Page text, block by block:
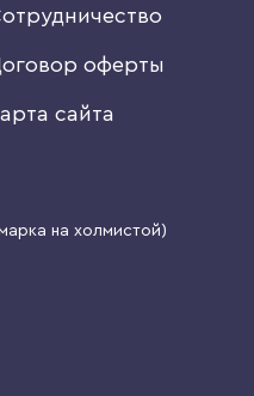
оферты
сайта
на холмистой)